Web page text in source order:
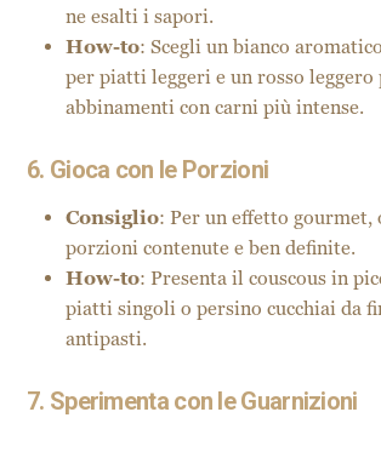
ne esalti i sapori.
How-to: Scegli un bianco
per piatti leggeri e un rosso leggero
abbinamenti con carni più intense.
6. Gioca con le Porzioni
Consiglio: Per un effetto gourmet,
porzioni contenute e ben definite.
How-to: Presenta il couscous in
piatti singoli o persino cucchiai da
antipasti.
7. Sperimenta con le Guarnizioni